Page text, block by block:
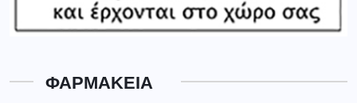
ΦΑΡΜΑΚΕΙΑ